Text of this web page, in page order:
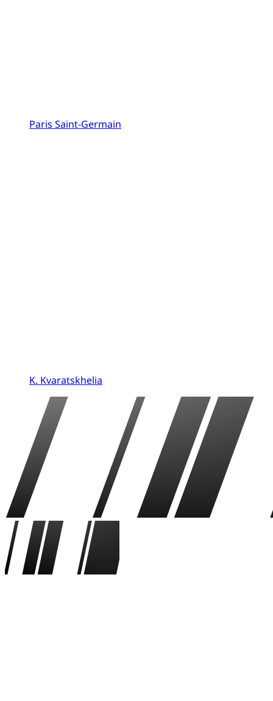
Paris Saint-Germain
K. Kvaratskhelia